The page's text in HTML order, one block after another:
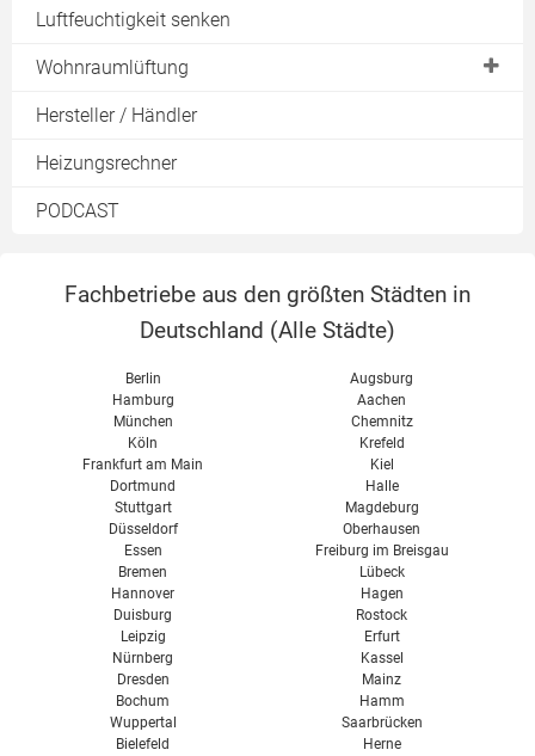
Hocheffizienzpumpe
Steuerung einer Umwälzpumpe
Heizungspumpe Förderung
Wärmetauscher
Legionellen
Frischwasserstation
Hydraulischer Abgleich Einrohrheizung
Hydraulischer Abgleich Software
Luftfeuchtigkeit senken
Wohnraumlüftung
Überblick Lüftungsanlagen
Lüftungskonzept
Abluftanlage
Wohnraumlüftung im Altbau
Wohnraumlüftung im Neubau
Passivhaus Lüftung
Wohnraumlüftung Kosten
Wohnraumlüftung Test
Vent 4000 CC Bosch
Hersteller / Händler
Heizungsrechner
PODCAST
Fachbetriebe aus den größten Städten in
Deutschland (Alle Städte)
Berlin
Hamburg
München
Köln
Frankfurt am Main
Dortmund
Stuttgart
Düsseldorf
Essen
Bremen
Hannover
Duisburg
Leipzig
Nürnberg
Dresden
Bochum
Wuppertal
Bielefeld
Augsburg
Aachen
Chemnitz
Krefeld
Kiel
Halle
Magdeburg
Oberhausen
Freiburg im Breisgau
Lübeck
Hagen
Rostock
Erfurt
Kassel
Mainz
Hamm
Saarbrücken
Herne